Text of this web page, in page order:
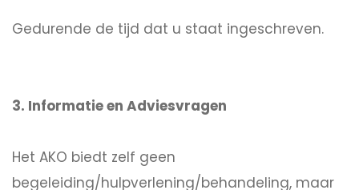
Gedurende de tijd dat u staat ingeschreven.
3. Informatie en Adviesvragen
Het AKO biedt zelf geen
begeleiding/hulpverlening/behandeling, maar